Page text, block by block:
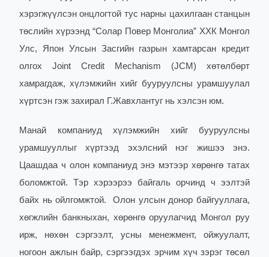
хэрэгжүүлсэн онцлогтой тус нарны цахилгаан станцын
төслийн хүрээнд “Солар Повер Монголиа” ХХК Монгол
Улс, Япон Улсын Засгийн газрын хамтарсан кредит
олгох Joint Credit Mechanism (JCM) хөтөлбөрт
хамрагдаж, хүлэмжийн хийг бууруулсны урамшуулал
хүртсэн гэж захирал Г.Жавхлантуг нь хэлсэн юм.
Манай компаниуд хүлэмжийн хийг бууруулсны
урамшууллыг хүртээд эхэлсний нэг жишээ энэ.
Цаашдаа ч олон компаниуд энэ мэтээр хөрөнгө татах
боломжтой. Тэр хэрээрээ байгаль орчинд ч ээлтэй
байх нь ойлгомжтой.Олон улсын донор байгууллага,
хөгжлийн банкныхан, хөрөнгө оруулагчид Монгол руу
ирж, нөхөн сэргээлт, усны менежмент, ойжуулалт,
ногоон ажлын байр, сэргээгдэх эрчим хүч зэрэг төсөл